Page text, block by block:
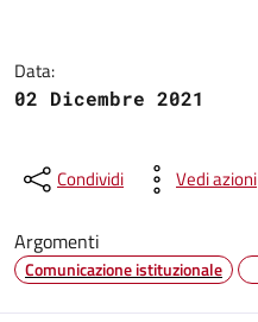
Data:
02 Dicembre 2021
Condividi Vedi azioni
Argomenti
Comunicazione istituzionale